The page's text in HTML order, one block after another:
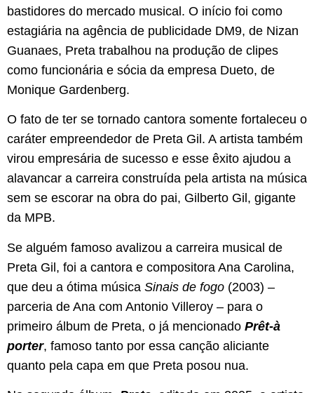
bastidores do mercado musical. O início foi como
estagiária na agência de publicidade DM9, de Nizan
Guanaes, Preta trabalhou na produção de clipes
como funcionária e sócia da empresa Dueto, de
Monique Gardenberg.
O fato de ter se tornado cantora somente fortaleceu o
caráter empreendedor de Preta Gil. A artista também
virou empresária de sucesso e esse êxito ajudou a
alavancar a carreira construída pela artista na música
sem se escorar na obra do pai, Gilberto Gil, gigante
da MPB.
Se alguém famoso avalizou a carreira musical de
Preta Gil, foi a cantora e compositora Ana Carolina,
que deu a ótima música Sinais de fogo (2003) –
parceria de Ana com Antonio Villeroy – para o
primeiro álbum de Preta, o já mencionado Prêt-à
porter, famoso tanto por essa canção aliciante
quanto pela capa em que Preta posou nua.